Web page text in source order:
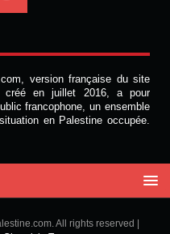
version française du site
créé en juillet 2016, a pour
francophone, un ensemble
en Palestine occupée.
All rights reserved |